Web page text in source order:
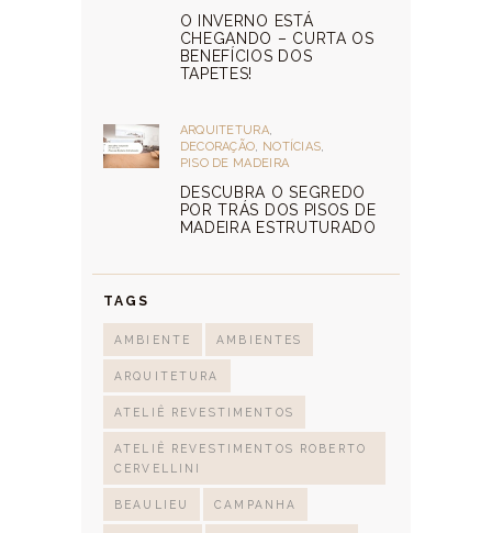
O INVERNO ESTÁ
CHEGANDO – CURTA OS
BENEFÍCIOS DOS
TAPETES!
ARQUITETURA,
DECORAÇÃO, NOTÍCIAS,
PISO DE MADEIRA
DESCUBRA O SEGREDO
POR TRÁS DOS PISOS DE
MADEIRA ESTRUTURADO
TAGS
AMBIENTE AMBIENTES
ARQUITETURA
ATELIÊ REVESTIMENTOS
ATELIÊ REVESTIMENTOS ROBERTO
CERVELLINI
BEAULIEU CAMPANHA